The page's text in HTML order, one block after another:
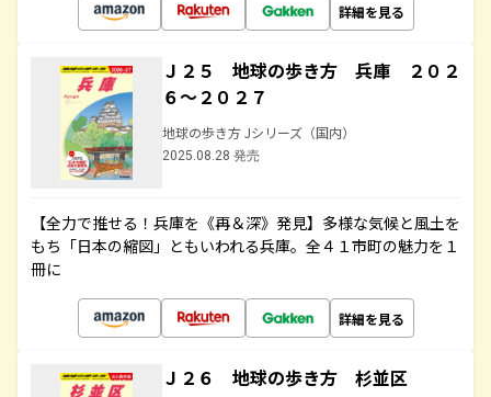
詳細を見る
Ｊ２５ 地球の歩き方 兵庫 ２０２
６～２０２７
地球の歩き方 Jシリーズ（国内）
2025.08.28 発売
【全力で推せる！兵庫を《再＆深》発見】多様な気候と風土を
もち「日本の縮図」ともいわれる兵庫。全４１市町の魅力を１
冊に
詳細を見る
Ｊ２６ 地球の歩き方 杉並区